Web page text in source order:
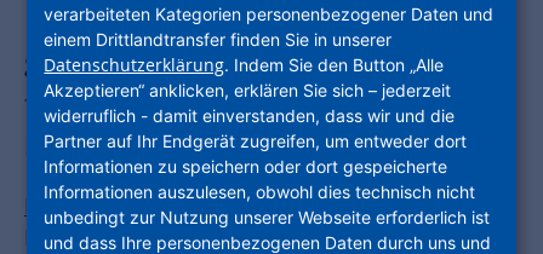
Förderprogramm „Grünmittendrin“
gestartet / Finanzielle Unterstützung
für private Begrünungsmaßnahmen
kann ab sofort beantragt werden
Lampertheim– Die Stadt Lampertheim bietet
Bürgerinnen und Bürgern im Stadtumbaugebiet
verarbeiteten Kategorien personenbezogener Daten und
einem Drittlandtransfer finden Sie in unserer
Datenschutzerklärung. Indem Sie den Button „Alle
Akzeptieren“ anklicken, erklären Sie sich – jederzeit
widerruflich - damit einverstanden, dass wir und die
Partner auf Ihr Endgerät zugreifen, um entweder dort
Informationen zu speichern oder dort gespeicherte
Informationen auszulesen, obwohl dies technisch nicht
unbedingt zur Nutzung unserer Webseite erforderlich ist
und dass Ihre personenbezogenen Daten durch uns und